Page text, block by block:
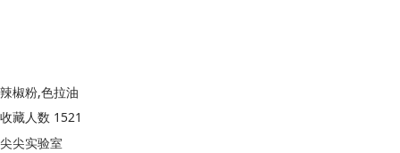
辣椒粉,色拉油
收藏人数 1521
尖尖实验室